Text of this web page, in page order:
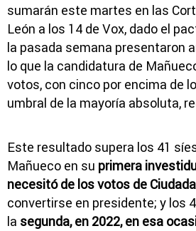
sumarán este martes en las
León a los 14 de Vox, dado el
la pasada semana presentaron
lo que la candidatura de
votos, con cinco por encima de
umbral de la mayoría absoluta,
Este resultado supera los 41
Mañueco en su primera
necesitó de los votos de
convertirse en presidente; y los
la segunda, en 2022, en esa